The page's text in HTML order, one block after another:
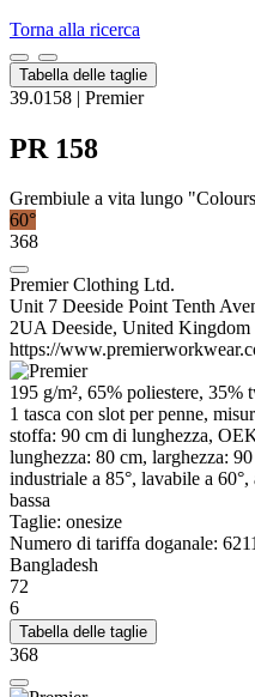
Torna alla ricerca
Tabella delle taglie
39.0158 | Premier
PR 158
Grembiule a vita lungo
60°
368
Premier Clothing Ltd.
Unit 7 Deeside Point Tenth
2UA Deeside, United Kingdom
https://
195 g/m², 65% poliestere, 35%
1 tasca con slot per penne,
stoffa: 90 cm di lunghezza,
lunghezza: 80 cm, larghezza:
industriale a 85°, lavabile a
bassa
Taglie: onesize
Numero di tariffa doganale:
Bangladesh
72
6
Tabella delle taglie
368